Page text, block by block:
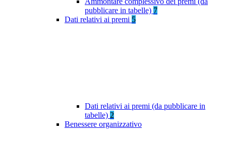
pubblicare in tabelle) 7
Dati relativi ai premi 5
Dati relativi ai premi (da pubblicare in
tabelle) 2
Benessere organizzativo